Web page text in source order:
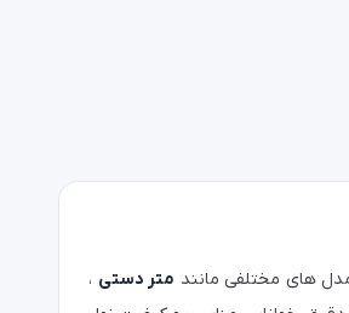
مدل‌ های مختلفی مانند متر دستی ،